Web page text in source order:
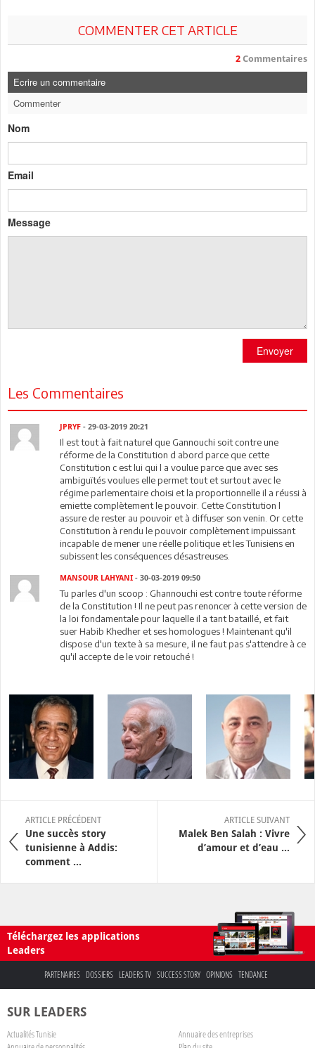
COMMENTER CET ARTICLE
2 Commentaires
Ecrire un commentaire
Commenter
Nom
Email
Message
Envoyer
Les Commentaires
JPRYF - 29-03-2019 20:21
Il est tout à fait naturel que Gannouchi soit contre une
réforme de la Constitution d abord parce que cette
Constitution c est lui qui l a voulue parce que avec ses
ambiguïtés voulues elle permet tout et surtout avec le
régime parlementaire choisi et la proportionnelle il a réussi à
emiette complètement le pouvoir. Cette Constitution l
assure de rester au pouvoir et à diffuser son venin. Or cette
Constitution à rendu le pouvoir complètement impuissant
incapable de mener une réelle politique et les Tunisiens en
subissent les conséquences désastreuses.
MANSOUR LAHYANI - 30-03-2019 09:50
Tu parles d'un scoop : Ghannouchi est contre toute réforme
de la Constitution ! Il ne peut pas renoncer à cette version de
la loi fondamentale pour laquelle il a tant bataillé, et fait
suer Habib Khedher et ses homologues ! Maintenant qu'il
dispose d'un texte à sa mesure, il ne faut pas s'attendre à ce
qu'il accepte de le voir retouché !
ARTICLE PRÉCÉDENT
Une succès story
tunisienne à Addis:
comment ...
ARTICLE SUIVANT
Malek Ben Salah : Vivre
d’amour et d’eau ...
Téléchargez les applications
Leaders
PARTENAIRES DOSSIERS LEADERS TV SUCCESS STORY OPINIONS TENDANCE
SUR LEADERS
Actualités Tunisie
Annuaire des entreprises